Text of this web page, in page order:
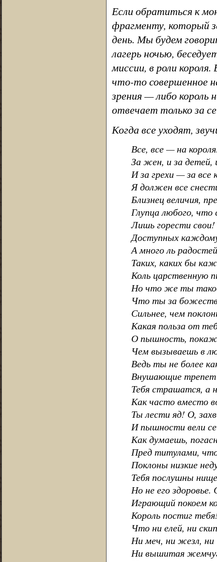
Если обратиться к
фрагменту, который
день. Мы будем
лагерь ночью,
миссии, в роли
что-то совершенное
зрения — либо король
отвечает только за
Когда все уходят,
Все, все — на
За жен, и за детей,
И за грехи — за все
Я должен все
Близнец величия,
Глупца любого, что
Лишь горести свои!
Доступных
А много ль
Таких, каких бы
Коль царственную
Но что же ты
Что ты за
Сильнее, чем
Какая польза от
О пышность,
Чем вызываешь в
Ведь ты не более
Внушающие трепет
Тебя страшатся, а
Как часто вместо
Ты лести яд! О,
И пышности вели
Как думаешь,
Пред титулами,
Поклоны низкие
Тебя послушны
Но не его здоровье.
Играющий покоем
Король постиг
Что ни елей, ни
Ни меч, ни жезл, ни
Ни вышитая